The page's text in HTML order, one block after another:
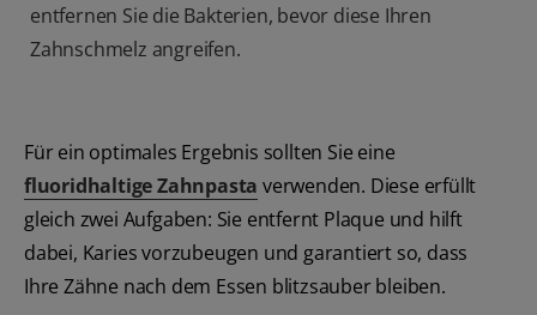
entfernen Sie die Bakterien, bevor diese Ihren
Zahnschmelz angreifen.
Für ein optimales Ergebnis sollten Sie eine
fluoridhaltige Zahnpasta verwenden. Diese erfüllt
gleich zwei Aufgaben: Sie entfernt Plaque und hilft
dabei, Karies vorzubeugen und garantiert so, dass
Ihre Zähne nach dem Essen blitzsauber bleiben.